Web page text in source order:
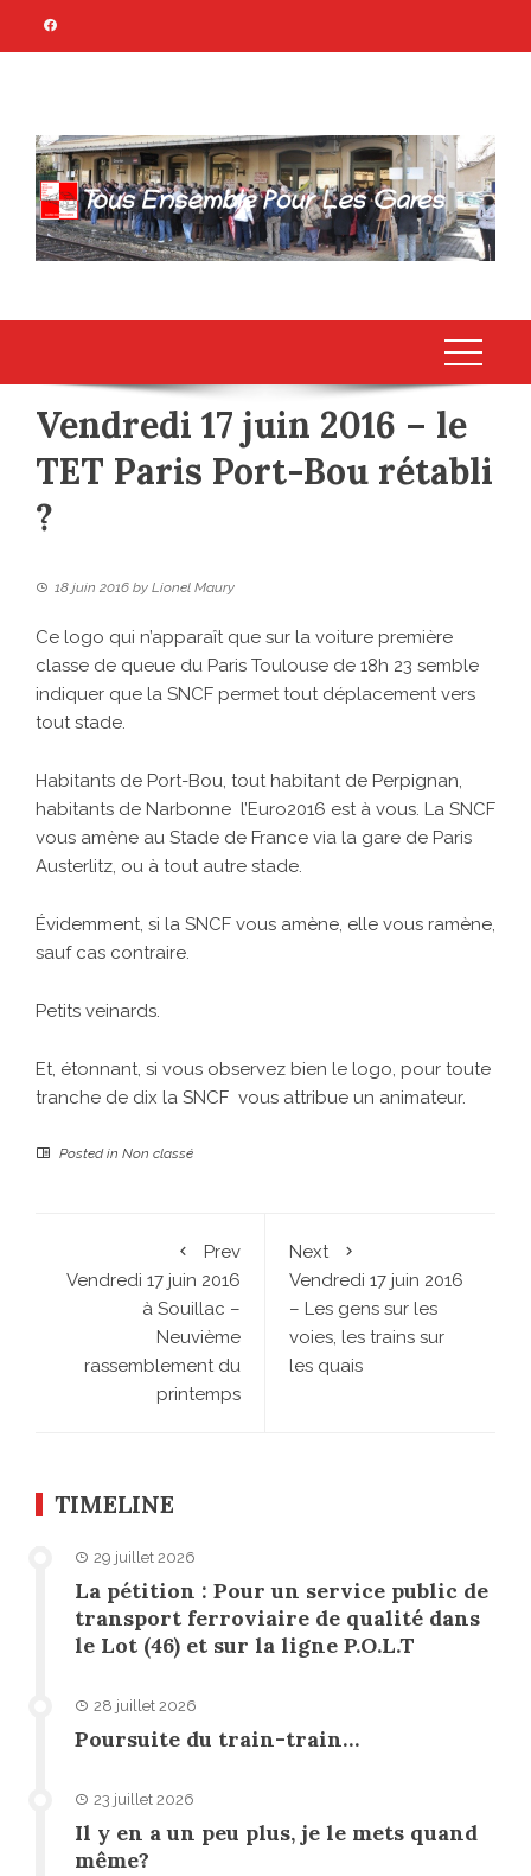
TOUS ENSEMBLE
POUR LES GARES
Association Citoyenne
Vendredi 17 juin 2016 – le
TET Paris Port-Bou rétabli
?
18 juin 2016 by Lionel Maury
Ce logo qui n’apparaît que sur la voiture première
classe de queue du Paris Toulouse de 18h 23 semble
indiquer que la SNCF permet tout déplacement vers
tout stade.
Habitants de Port-Bou, tout habitant de Perpignan,
habitants de Narbonne l’Euro2016 est à vous. La SNCF
vous amène au Stade de France via la gare de Paris
Austerlitz, ou à tout autre stade.
Évidemment, si la SNCF vous amène, elle vous ramène,
sauf cas contraire.
Petits veinards.
Et, étonnant, si vous observez bien le logo, pour toute
tranche de dix la SNCF vous attribue un animateur.
Posted in Non classé
Prev
Vendredi 17 juin 2016
à Souillac –
Neuvième
rassemblement du
printemps
Next
Vendredi 17 juin 2016
– Les gens sur les
voies, les trains sur
les quais
TIMELINE
29 juillet 2026
La pétition : Pour un service public de
transport ferroviaire de qualité dans
le Lot (46) et sur la ligne P.O.L.T
28 juillet 2026
Poursuite du train-train…
23 juillet 2026
Il y en a un peu plus, je le mets quand
même?